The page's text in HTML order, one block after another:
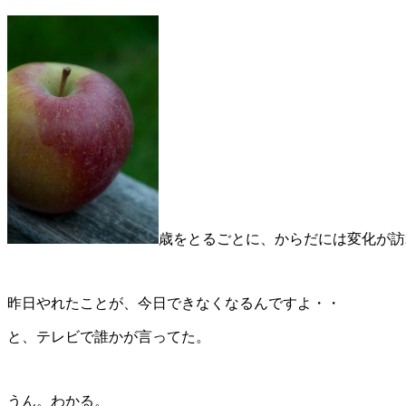
歳をとるごとに、からだには変化が
昨日やれたことが、今日できなくなるんですよ・・
と、テレビで誰かが言ってた。
うん。わかる。